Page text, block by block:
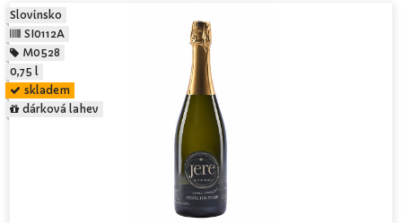
Slovinsko
SI0112A
M0528
0,75 l
skladem
dárková lahev